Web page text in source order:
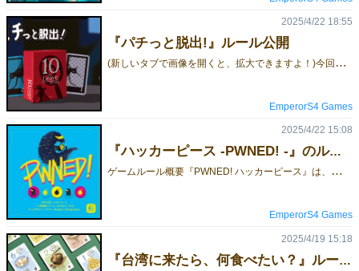
『パチっと脱出!』ルール公開
(
新しいタブで画像を開くと、拡大できますよ！)今回のゲムマ2025春は合同出展で、【エリア-38】にて出展いたします。》》 予約フォーム 《《
2025/4/22 18:55
EmperorS4 Games
『ハッカーピース -PWNED! -』のルール概要
ゲ
ームルール概要『PWNED! ハッカーピース』は、圧縮・解凍によるデータ操作と、隠された爆弾による駆け引きが熱い、2人用の頭脳系ネットワーク対戦ゲームです。プレイヤーは「プラス」「マイナス」のハッカーチームに分かれ、それぞれのサーバーを守りつつ、相手のサーバーへの侵入を狙います。ゲームの流れ準備 各プレイヤーは自チームの駒を選び、スタート位置に1枚配置。さらに、数字面を伏せた爆弾から1枚を引いて、自身の“地雷”を秘密裏にセットします。ターンで行動 手番では、以下4つのアクションから2回行動を選んで実行（同行動も可）： - 移動：隣接するマスに駒を動かす - コピー：隣接マスに新しい駒を生成 - 圧縮：線で繋がった3枚の駒を1マスに重ねる - 解凍：重ねた3枚の駒を別方向に展開削除（フリーアクション）自駒2枚で相手の駒を挟めば、相手の駒を削除可能。削除した駒が爆弾だった場合、両端の駒も巻き込まれて削除されます。“回線切れ”に注意！常に、相手の駒から自分のサーバーまで、少なくとも1つの接続（または空マス）が保たれている必要があります。地雷などで接続が切れた場合は、速やかに回復しないと反則になります。勝利条件最初に自駒を相手のサーバーに送り込み、「PWNED!（ハック完了）」と叫んだプレイヤーが勝者！また、相手に勝ち目がないと判断した場合も「PWNED!」を宣言して勝利することができます。今回の合同出展では【エリア-38】にて出展いたします、EmperorS4 Gamesのご予約いただけるゲームの一覧はこちらです。ご予約は下記からどうぞ。》》 予約フォーム 《《
2025/4/22 15:08
EmperorS4 Games
『台湾に来たら、何食べたい？』ルール公開
2025/4/19 15:18